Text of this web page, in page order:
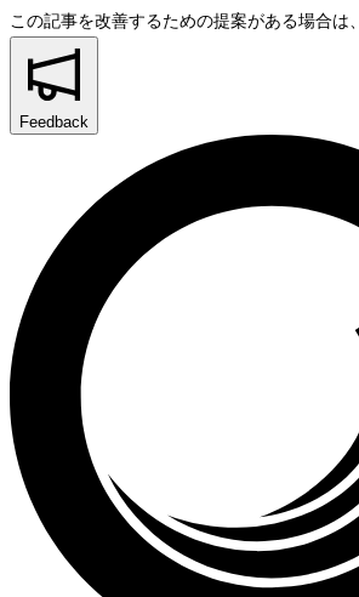
この記事を改善するための提案がある場合は、
Feedback